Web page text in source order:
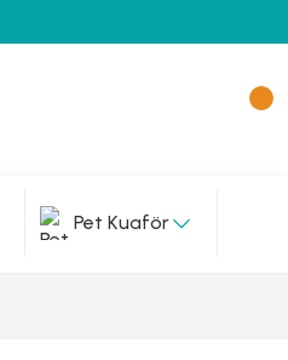
Pet Kuaför